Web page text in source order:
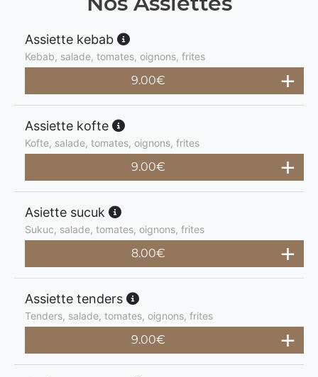
Assiette kebab
Kebab, salade, tomates, oignons, frites
9.00€
Assiette kofte
Kofte, salade, tomates, oignons, frites
9.00€
Asiette sucuk
Sukuc, salade, tomates, oignons, frites
8.00€
Assiette tenders
Tenders, salade, tomates, oignons, frites
9.00€